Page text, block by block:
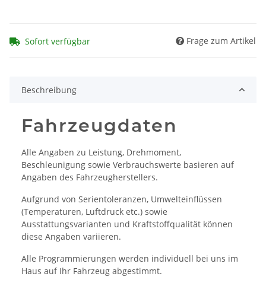
Sofort verfügbar Frage zum Artikel
Beschreibung
Fahrzeugdaten
Alle Angaben zu Leistung, Drehmoment,
Beschleunigung sowie Verbrauchswerte basieren auf
Angaben des Fahrzeugherstellers.
Aufgrund von Serientoleranzen, Umwelteinflüssen
(Temperaturen, Luftdruck etc.) sowie
Ausstattungsvarianten und Kraftstoffqualität können
diese Angaben variieren.
Alle Programmierungen werden individuell bei uns im
Haus auf Ihr Fahrzeug abgestimmt.